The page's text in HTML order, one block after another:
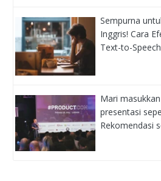
Sempurna
Inggris! Cara
Text-to-
Mari
presentasi
Rekomendasi